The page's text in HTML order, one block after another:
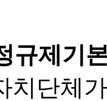
규제기
치단체